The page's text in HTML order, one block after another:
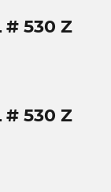
# 530 Z
# 530 Z